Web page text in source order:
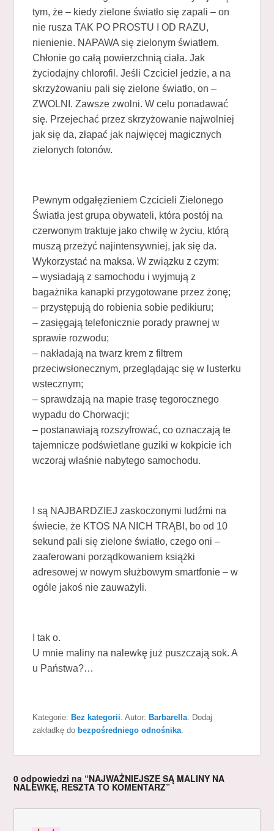
tym, że – kiedy zielone światło się zapali – on
nie rusza TAK PO PROSTU I OD RAZU,
nienienie. NAPAWA się zielonym światłem.
Chłonie go całą powierzchnią ciała. Jak
życiodajny chlorofil. Jeśli Czciciel jedzie, a na
skrzyżowaniu pali się zielone światło, on –
ZWOLNI. Zawsze zwolni. W celu ponadawać
się. Przejechać przez skrzyżowanie najwolniej
jak się da, złapać jak najwięcej magicznych
zielonych fotonów.
Pewnym odgałęzieniem Czcicieli Zielonego
Światła jest grupa obywateli, która postój na
czerwonym traktuje jako chwilę w życiu, którą
muszą przeżyć najintensywniej, jak się da.
Wykorzystać na maksa. W związku z czym:
– wysiadają z samochodu i wyjmują z
bagażnika kanapki przygotowane przez żonę;
– przystępują do robienia sobie pedikiuru;
– zasięgają telefonicznie porady prawnej w
sprawie rozwodu;
– nakładają na twarz krem z filtrem
przeciwsłonecznym, przeglądając się w lusterku
wstecznym;
– sprawdzają na mapie trasę tegorocznego
wypadu do Chorwacji;
– postanawiają rozszyfrować, co oznaczają te
tajemnicze podświetlane guziki w kokpicie ich
wczoraj właśnie nabytego samochodu.
I są NAJBARDZIEJ zaskoczonymi ludźmi na
świecie, że KTOS NA NICH TRĄBI, bo od 10
sekund pali się zielone światło, czego oni –
zaaferowani porządkowaniem książki
adresowej w nowym służbowym smartfonie – w
ogóle jakoś nie zauważyli.
I tak o.
U mnie maliny na nalewkę już puszczają sok. A
u Państwa?…
Kategorie: Bez kategorii . Autor: Barbarella . Dodaj
zakładkę do bezpośredniego odnośnika
0 odpowiedzi na “NAJWAŻNIEJSZE SĄ MALINY NA
NALEWKĘ, RESZTA TO KOMENTARZ”